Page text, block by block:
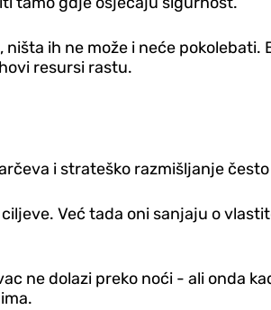
ih ne može i neće
resursi rastu.
i strateško razmišljanje
Već tada oni sanjaju o
ne dolazi preko noći - ali onda